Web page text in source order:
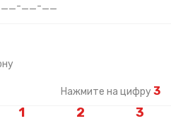
Нажмите на цифру 3